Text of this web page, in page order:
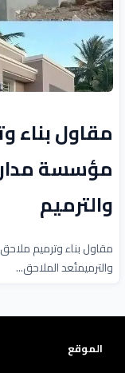
مقاول بناء
مؤسسة مدار
والترميم
مقاول بناء وترميم
والترميمتُعد الملاحق...
الموقع